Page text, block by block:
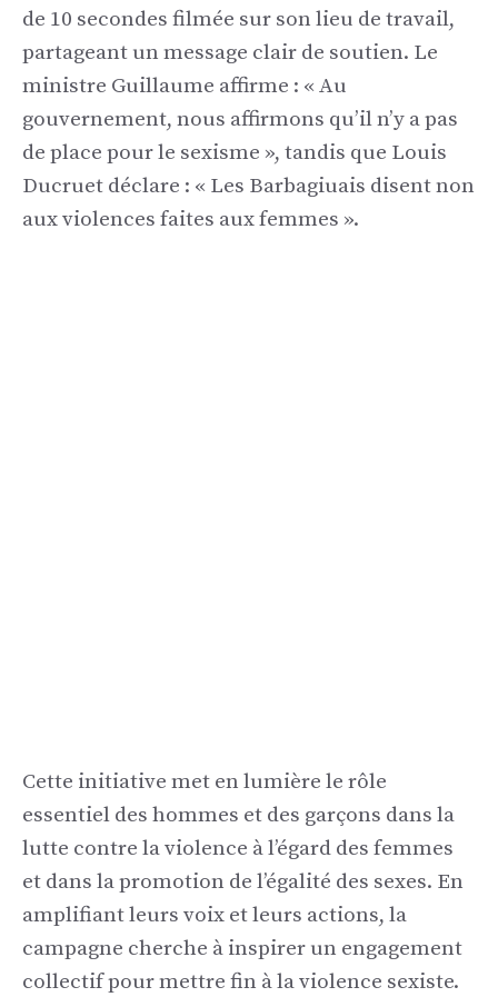
de 10 secondes filmée sur son lieu de travail,
partageant un message clair de soutien. Le
ministre Guillaume affirme : « Au
gouvernement, nous affirmons qu’il n’y a pas
de place pour le sexisme », tandis que Louis
Ducruet déclare : « Les Barbagiuais disent non
aux violences faites aux femmes ».
Cette initiative met en lumière le rôle
essentiel des hommes et des garçons dans la
lutte contre la violence à l’égard des femmes
et dans la promotion de l’égalité des sexes. En
amplifiant leurs voix et leurs actions, la
campagne cherche à inspirer un engagement
collectif pour mettre fin à la violence sexiste.